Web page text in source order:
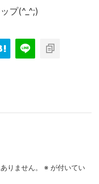
プ(^_^;)
りません。 ※ が付いてい